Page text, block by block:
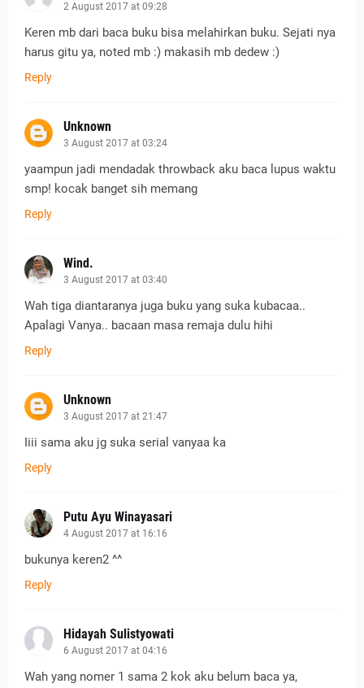
2 August 2017 at 09:28
Keren mb dari baca buku bisa melahirkan buku. Sejati nya
harus gitu ya, noted mb :) makasih mb dedew :)
Reply
Unknown
3 August 2017 at 03:24
yaampun jadi mendadak throwback aku baca lupus waktu
smp! kocak banget sih memang
Reply
Wind.
3 August 2017 at 03:40
Wah tiga diantaranya juga buku yang suka kubacaa..
Apalagi Vanya.. bacaan masa remaja dulu hihi
Reply
Unknown
3 August 2017 at 21:47
Iiii sama aku jg suka serial vanyaa ka
Reply
Putu Ayu Winayasari
4 August 2017 at 16:16
bukunya keren2 ^^
Reply
Hidayah Sulistyowati
6 August 2017 at 04:16
Wah yang nomer 1 sama 2 kok aku belum baca ya,